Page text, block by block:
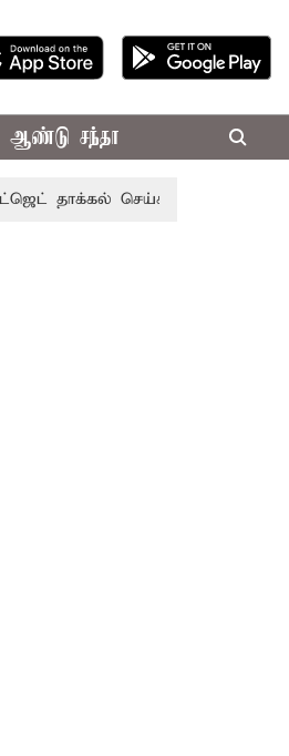
ஆண்டு சந்தா
தாக்கல் செய்கிறார் முதல்-அமைச்சர்